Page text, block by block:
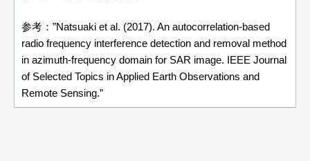
参考：”Natsuaki et al. (2017). An autocorrelation-based
radio frequency interference detection and removal method
in azimuth-frequency domain for SAR image. IEEE Journal
of Selected Topics in Applied Earth Observations and
Remote Sensing.”